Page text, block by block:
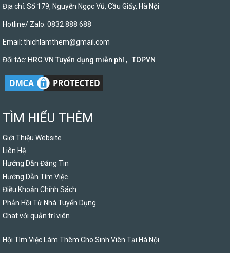
Địa chỉ: Số 179, Nguyễn Ngọc Vũ, Cầu Giấy, Hà Nội
Hotline/ Zalo: 0832 888 688
Email: thichlamthem@gmail.com
Đối tác: HRC.VN Tuyển dụng miễn phí, TOPVN
TÌM HIỂU THÊM
Giới Thiệu Website
Liên Hệ
Hướng Dẫn Đăng Tin
Hướng Dẫn Tìm Việc
Điều Khoản Chính Sách
Phản Hồi Từ Nhà Tuyển Dụng
Chat với quản trị viên
Hội Tìm Việc Làm Thêm Cho Sinh Viên Tại Hà Nội